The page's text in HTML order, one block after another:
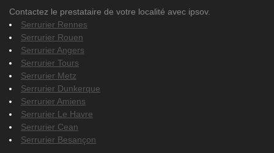
Contactez le prestataire de votre localité avec ipsov.
Serrurier Rennes
Serrurier Rouen
Serrurier Angers
Serrurier Tours
Serrurier Metz
Serrurier Dunkerque
Serrurier Amiens
Serrurier Le Havre
Serrurier Cean
Serrurier Besançon